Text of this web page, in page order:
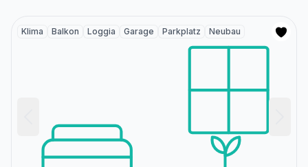
Klima Balkon Loggia Garage Parkplatz Neubau